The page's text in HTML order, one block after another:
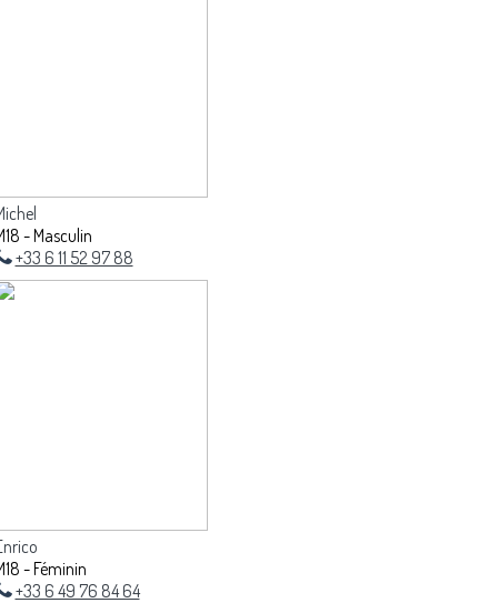
- Masculin
+33 6 11 52 97 88
- Féminin
+33 6 49 76 84 64